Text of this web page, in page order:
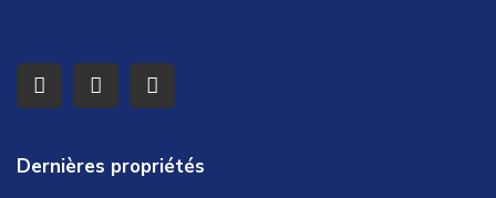
Dernières propriétés